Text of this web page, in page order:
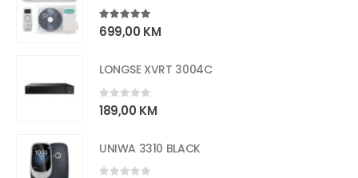
5.00 out of 5
699,00 KM
LONGSE XVRT 3004C
0out of 5
189,00 KM
UNIWA 3310 BLACK